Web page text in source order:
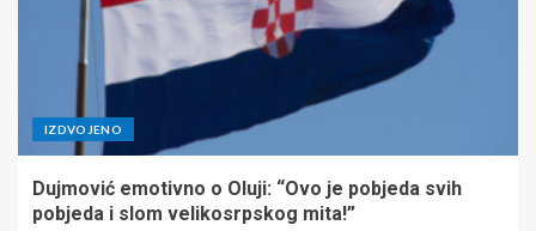
IZDVOJENO
Dujmović emotivno o Oluji: “Ovo je pobjeda svih
pobjeda i slom velikosrpskog mita!”